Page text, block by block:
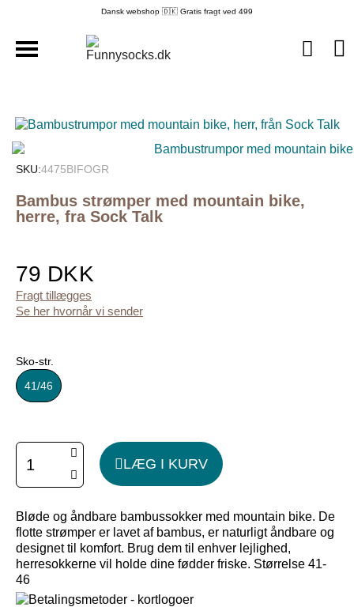
Dansk webshop 🇩🇰 Gratis fragt ved 499
SKU 4475BIFOGR
Bambus strømper med mountain bike,
herre, fra Sock Talk
79 DKK
Fragt tillægges
Se her hvornår vi sender
Sko-str.
41/46
LÆG I KURV
Bløde og åndbare bambussokker med mountain bike. De
flotte strømper er lavet af bambus, er naturligt åndbare og
designet til komfort. Brug dem til enhver lejlighed,
herresokkerne vil holde dine fødder friske. Størrelse 41-
46